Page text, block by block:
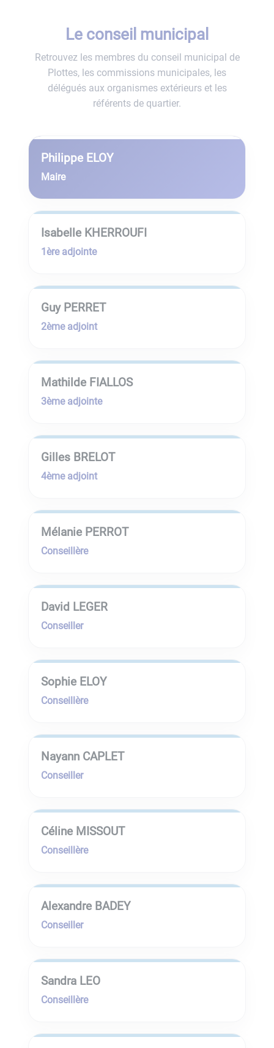
Le conseil municipal
Retrouvez les membres du conseil municipal de
Plottes, les commissions municipales, les
délégués aux organismes extérieurs et les
référents de quartier.
Philippe ELOY
Maire
Isabelle KHERROUFI
1ère adjointe
Guy PERRET
2ème adjoint
Mathilde FIALLOS
3ème adjointe
Gilles BRELOT
4ème adjoint
Mélanie PERROT
Conseillère
David LEGER
Conseiller
Sophie ELOY
Conseillère
Nayann CAPLET
Conseiller
Céline MISSOUT
Conseillère
Alexandre BADEY
Conseiller
Sandra LEO
Conseillère